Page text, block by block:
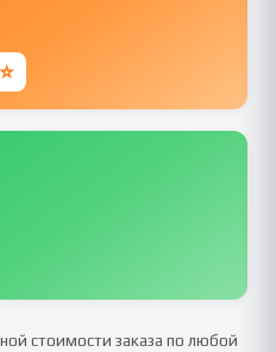
стоимости заказа по любой